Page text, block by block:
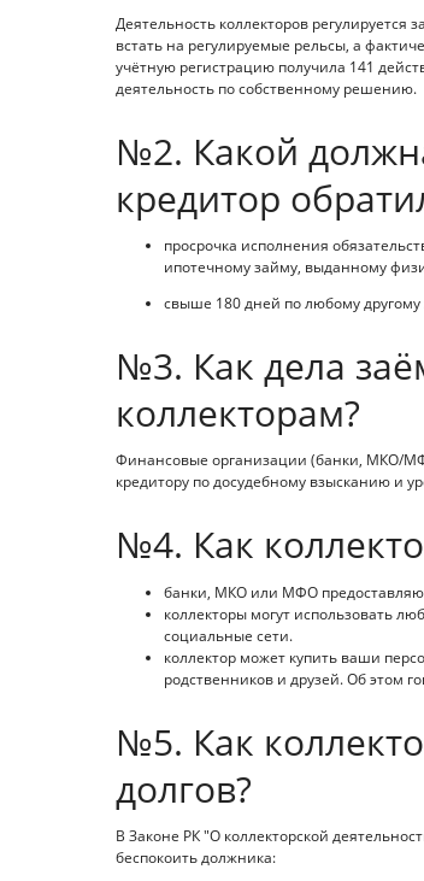
Деятельность коллекторов
встать на регулируемые рельсы, а
учётную регистрацию получила 141
деятельность по собственному решению.
№2. Какой
кредитор
просрочка исполнения
ипотечному займу, выданному
свыше 180 дней по любому другому
№3. Как дела
коллекторам?
Финансовые организации (банки, МКО/
кредитору по досудебному взысканию и
№4. Как
банки, МКО или МФО
коллекторы могут использовать
социальные сети.
коллектор может купить ваши
родственников и друзей. Об этом
№5. Как
долгов?
В Законе РК "О коллекторской
беспокоить должника: